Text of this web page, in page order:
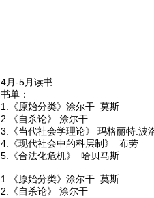
4月-5月读书
书单：
1.《原始分类》涂尔干 莫斯
2.《自杀论》 涂尔干
3.《当代社会学理论》 玛格丽特.波
4.《现代社会中的科层制》 布劳
5.《合法化危机》 哈贝马斯
1.《原始分类》涂尔干 莫斯
2.《自杀论》 涂尔干